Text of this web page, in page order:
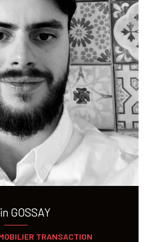
GOSSAY
TRANSACTION